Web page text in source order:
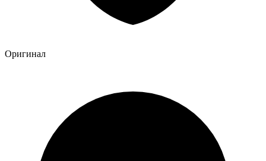
Оригинал